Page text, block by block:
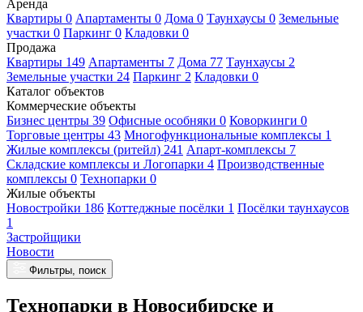
Аренда
Квартиры 0 Апартаменты 0 Дома 0 Таунхаусы 0 Земельные
участки 0 Паркинг 0 Кладовки 0
Продажа
Квартиры 149 Апартаменты 7 Дома 77 Таунхаусы 2
Земельные участки 24 Паркинг 2 Кладовки 0
Каталог объектов
Коммерческие объекты
Бизнес центры 39 Офисные особняки 0 Коворкинги 0
Торговые центры 43 Многофункциональные комплексы 1
Жилые комплексы (ритейл) 241 Апарт-комплексы 7
Складские комплексы и Логопарки 4 Производственные
комплексы 0 Технопарки 0
Жилые объекты
Новостройки 186 Коттеджные посёлки 1 Посёлки таунхаусов
1
Застройщики
Новости
Фильтры, поиск
Технопарки в Новосибирске и